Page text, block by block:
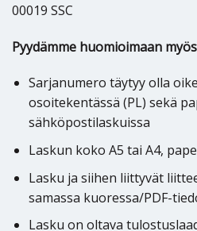
00019 SSC
Pyydämme huomioimaan
Sarjanumero täytyy olla
osoitekentässä (PL) sekä
sähköpostilaskuissa
Laskun koko A5 tai A4,
Lasku ja siihen liittyvät
samassa kuoressa/PDF-
Lasku on oltava